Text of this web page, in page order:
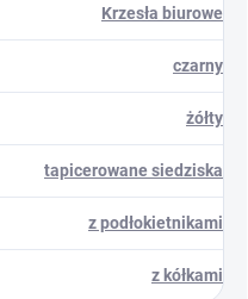
Krzesła biurowe
czarny
żółty
tapicerowane siedziska
z podłokietnikami
z kółkami